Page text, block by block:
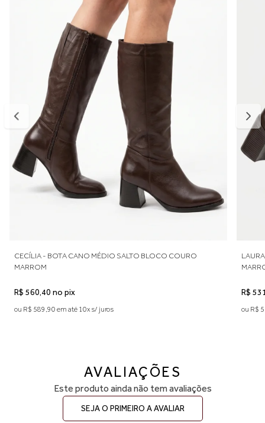
Material interno: Forro confortável
Modelo: Cano alto
Bico: Quadrado
Tipo de salto: Bloco
Altura do salto: aproximadamente 8 cm
Fechamento: Zíper lateral interno
Solado: Emborrachado antiderrapante
Tabela de medidas:
34 — aproximadamente 22,1 cm a 22,7 cm
35 — aproximadamente 22,8 cm a 23,3 cm
36 — aproximadamente 23,4 cm a 24,0 cm
37 — aproximadamente 24,1 cm a 24,8 cm
38 — aproximadamente 24,9 cm a 25,5 cm
39 — aproximadamente 25,6 cm a 26,1 cm
Indicamos medir o comprimento do pé para escolher o tamanho
ideal. Considere aproximadamente 0,5 cm de folga para maior
conforto no uso diário. Caso esteja entre duas numerações,
SALTO BLOCO COURO
LAURA - BOTA ANKLE COURO CANO
AVALIAÇÕES
Este produto ainda não tem avaliações
SEJA O PRIMEIRO A AVALIAR